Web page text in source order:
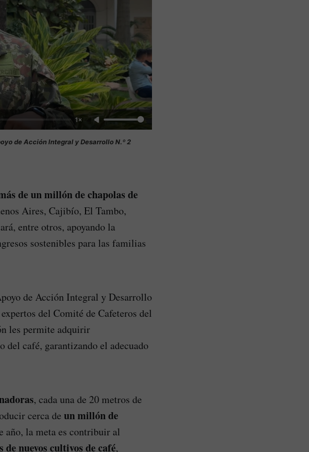
1×
de Acción Integral y Desarrollo N.º 2
de un millón de chapolas de
Aires, Cajibío, El Tambo,
entre otros, apoyando la
sostenibles para las familias
de Acción Integral y Desarrollo
del Comité de Cafeteros del
les permite adquirir
café, garantizando el adecuado
, cada una de 20 metros de
cerca de un millón de
año, la meta es contribuir al
de nuevos cultivos de café,